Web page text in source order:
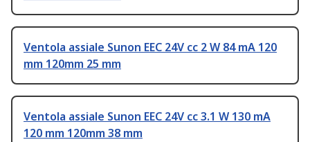
Ventola assiale Sunon EEC 24V cc 2 W 84 mA 120
mm 120mm 25 mm
Ventola assiale Sunon EEC 24V cc 3.1 W 130 mA
120 mm 120mm 38 mm